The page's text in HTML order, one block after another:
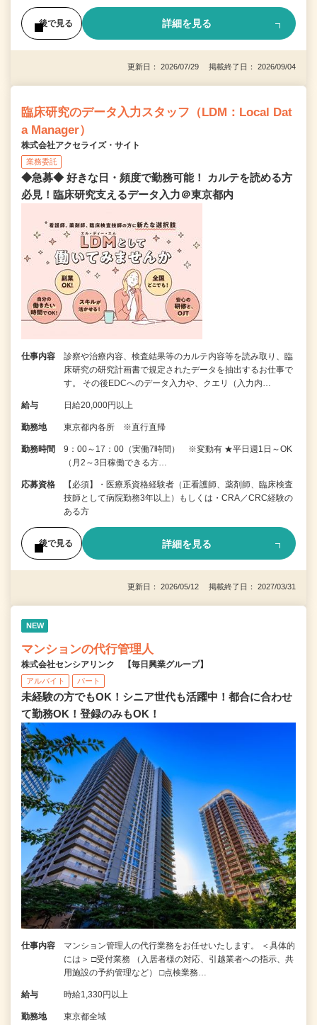
後で見る 詳細を見る
更新日： 2026/07/29 掲載終了日： 2026/09/04
臨床研究のデータ入力スタッフ（LDM：Local Dat
a Manager）
株式会社アクセライズ・サイト
業務委託
◆急募◆ 好きな日・頻度で勤務可能！ カルテを読める方
必見！臨床研究支えるデータ入力＠東京都内
仕事内容
診察や治療内容、検査結果等のカルテ内容等を読み取り、臨
床研究の研究計画書で規定されたデータを抽出するお仕事で
す。 その後EDCへのデータ入力や、クエリ（入力内…
給与 日給20,000円以上
勤務地 東京都内各所 ※直行直帰
勤務時間
9：00～17：00（実働7時間） ※変動有 ★平日週1日～OK
（月2～3日稼働できる方…
応募資格
【必須】・医療系資格経験者（正看護師、薬剤師、臨床検査
技師として病院勤務3年以上）もしくは・CRA／CRC経験の
ある方
後で見る 詳細を見る
更新日： 2026/05/12 掲載終了日： 2027/03/31
NEW
マンションの代行管理人
株式会社センシアリンク 【毎日興業グループ】
アルバイト パート
未経験の方でもOK！シニア世代も活躍中！都合に合わせ
て勤務OK！登録のみもOK！
仕事内容
マンション管理人の代行業務をお任せいたします。 ＜具体的
には＞ □受付業務 （入居者様の対応、引越業者への指示、共
用施設の予約管理など） □点検業務…
給与 時給1,330円以上
勤務地 東京都全域